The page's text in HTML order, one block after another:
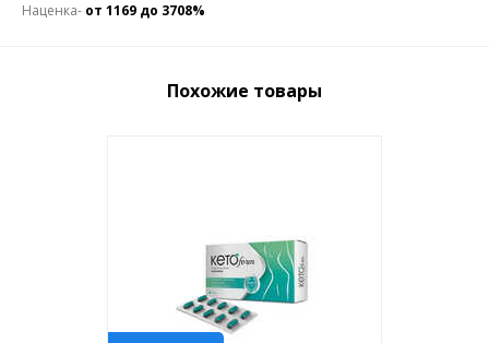
Наценка- от 1169 до 3708%
Похожие товары